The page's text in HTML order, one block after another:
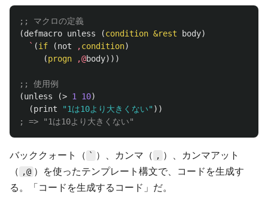
;; マクロの定義
(defmacro unless (condition &rest body)
` (if (not ,condition)
(progn ,@body)))
;; 使用例
(unless (> 1 10)
(print "1は10より大きくない" ))
; => "1は10より大きくない"
バッククォート（ ` ）、カンマ（ , ）、カンマアット
（ ,@ ）を使ったテンプレート構文で、コードを生成す
る。「コードを生成するコード」だ。